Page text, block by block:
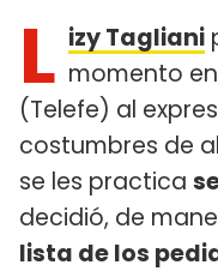
L izy Tagliani
momento en
(Telefe) al
costumbres de
se les practica
decidió, de
lista de los